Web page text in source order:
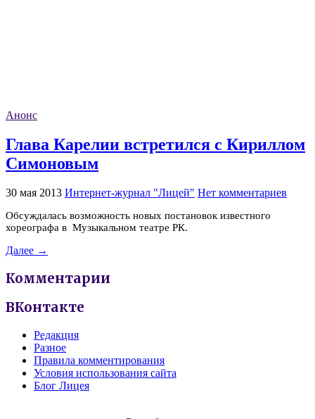
Анонс
Глава Карелии встретился с Кириллом
Симоновым
30 мая 2013 Интернет-журнал "Лицей" Нет комментариев
Обсуждалась возможность новых постановок известного
хореографа в Музыкальном театре РК.
Далее →
Комментарии
ВКонтакте
Редакция
Разное
Правила комментирования
Условия использования сайта
Блог Лицея